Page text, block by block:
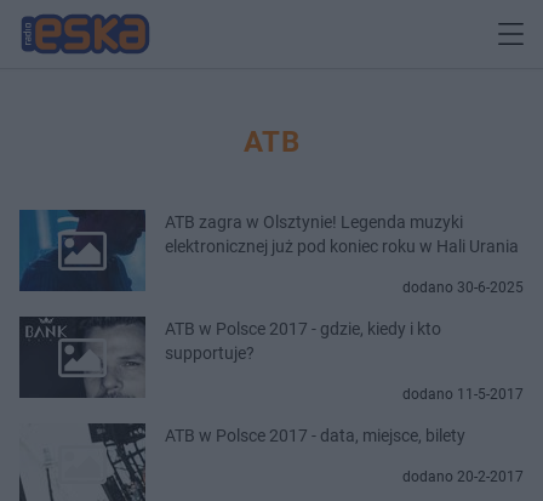
ATB
ATB zagra w Olsztynie! Legenda muzyki
elektronicznej już pod koniec roku w Hali Urania
dodano 30-6-2025
ATB w Polsce 2017 - gdzie, kiedy i kto
supportuje?
dodano 11-5-2017
ATB w Polsce 2017 - data, miejsce, bilety
dodano 20-2-2017